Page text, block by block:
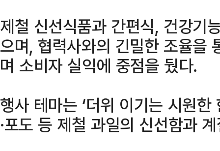
제철 신선식품과 간편식, 건강기
으며, 협력사와의 긴밀한 조율을
며 소비자 실익에 중점을 뒀다.
행사 테마는 ‘더위 이기는 시원한
·포도 등 제철 과일의 신선함과